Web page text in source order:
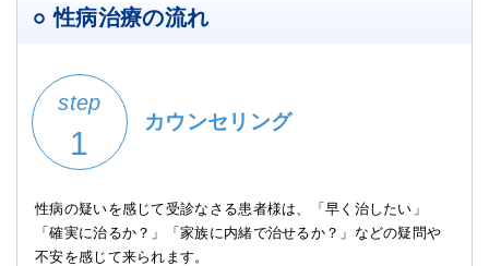
性病治療の流れ
step
1
カウンセリング
性病の疑いを感じて受診なさる患者様は、「早く治したい」
「確実に治るか？」「家族に内緒で治せるか？」などの疑問や
不安を感じて来られます。